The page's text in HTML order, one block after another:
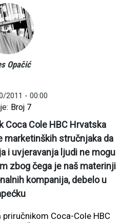
Opačić
2011 - 00:00
Broj 7
Coca Cole HBC Hrvatska
marketinških stručnjaka da
i uvjeravanja ljudi ne mogu
zbog čega je naš materinji
kompanija, debelo u
Coca-Cole HBC